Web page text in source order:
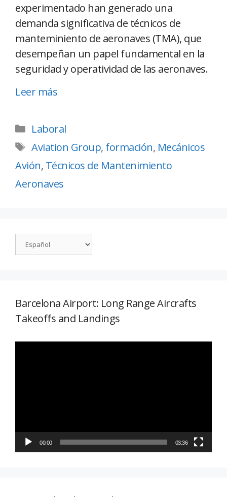
experimentado han generado una
demanda significativa de técnicos de
manteminiento de aeronaves (TMA), que
desempeñan un papel fundamental en la
seguridad y operatividad de las aeronaves.
Leer más
Laboral
Aviation Group, formación, Mecánicos
Avión, Técnicos de Mantenimiento
Aeronaves
Barcelona Airport: Long Range Aircrafts
Takeoffs and Landings
00:00 03:36